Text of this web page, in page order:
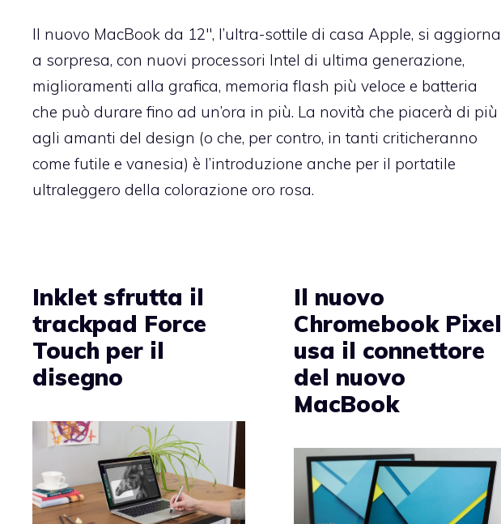
Il nuovo MacBook da 12″, l’ultra-sottile di casa Apple, si aggiorna
a sorpresa, con nuovi processori Intel di ultima generazione,
miglioramenti alla grafica, memoria flash più veloce e batteria
che può durare fino ad un’ora in più. La novità che piacerà di più
agli amanti del design (o che, per contro, in tanti criticheranno
come futile e vanesia) è l’introduzione anche per il portatile
ultraleggero della colorazione oro rosa.
Inklet sfrutta il
trackpad Force
Touch per il
disegno
Il nuovo
Chromebook Pixel
usa il connettore
del nuovo
MacBook